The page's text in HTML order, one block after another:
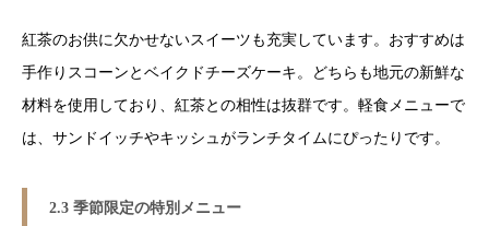
紅茶のお供に欠かせないスイーツも充実しています。おすすめは
手作りスコーンとベイクドチーズケーキ。どちらも地元の新鮮な
材料を使用しており、紅茶との相性は抜群です。軽食メニューで
は、サンドイッチやキッシュがランチタイムにぴったりです。
2.3 季節限定の特別メニュー